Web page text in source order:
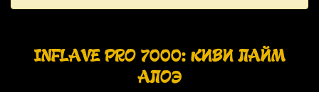
INFLAVE PRO 7000: КИВИ ЛАЙМ
АЛОЭ